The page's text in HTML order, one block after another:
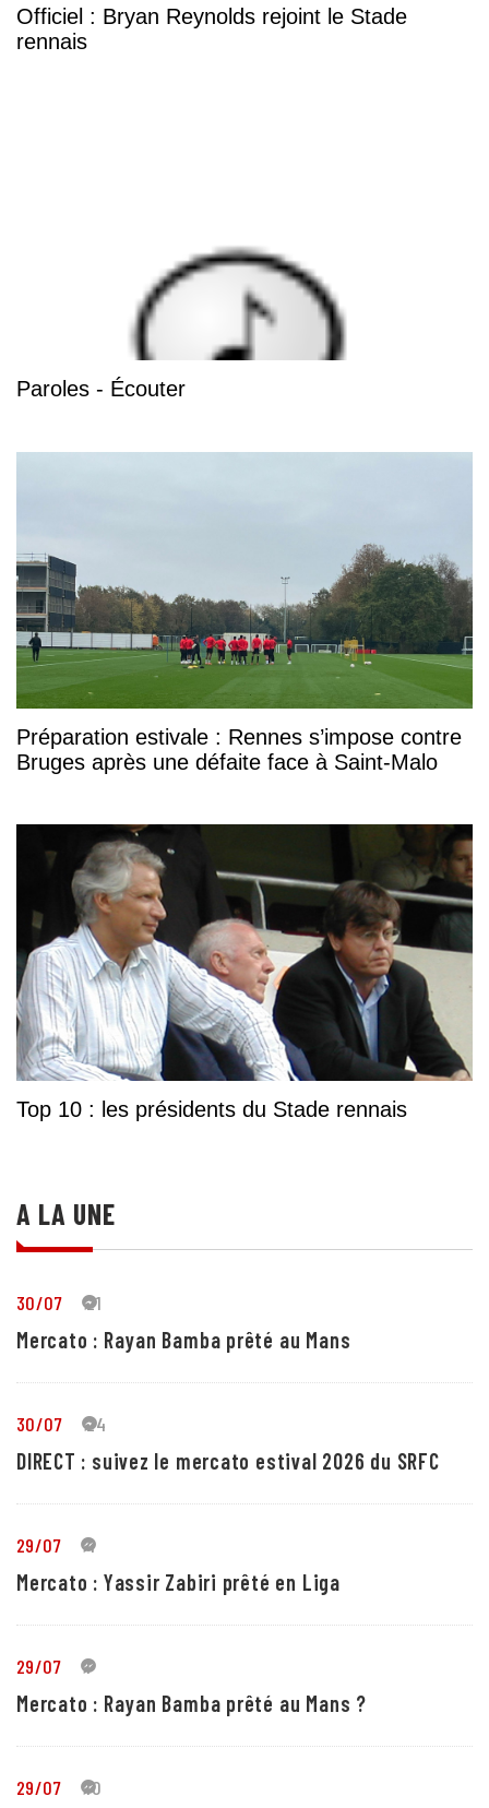
Officiel : Bryan Reynolds rejoint le Stade
rennais
Paroles - Écouter
Préparation estivale : Rennes s’impose contre
Bruges après une défaite face à Saint-Malo
Top 10 : les présidents du Stade rennais
A LA UNE
30/07 21
Mercato : Rayan Bamba prêté au Mans
30/07 24
DIRECT : suivez le mercato estival 2026 du SRFC
29/07 4
Mercato : Yassir Zabiri prêté en Liga
29/07 1
Mercato : Rayan Bamba prêté au Mans ?
29/07 10